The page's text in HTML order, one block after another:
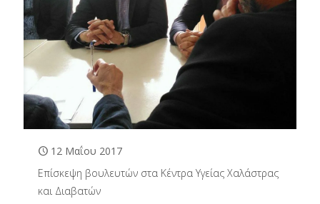
12 Μαΐου 2017
Επίσκεψη βουλευτών στα Κέντρα Υγείας Χαλάστρας
και Διαβατών